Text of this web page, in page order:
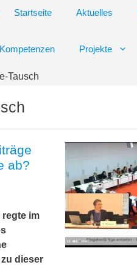
Startseite Aktuelles
Kompetenzen Projekte
Tausch
ab?
regte im
dieser